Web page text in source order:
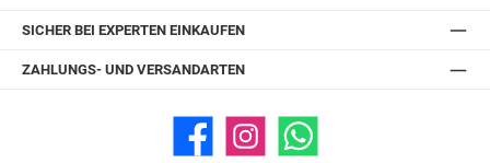
SICHER BEI EXPERTEN EINKAUFEN
ZAHLUNGS- UND VERSANDARTEN
Facebook Instagram WhatsApp